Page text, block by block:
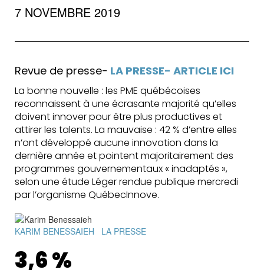
7 NOVEMBRE 2019
Revue de presse- LA PRESSE- ARTICLE ICI
La bonne nouvelle : les PME québécoises
reconnaissent à une écrasante majorité qu’elles
doivent innover pour être plus productives et
attirer les talents. La mauvaise : 42 % d’entre elles
n’ont développé aucune innovation dans la
dernière année et pointent majoritairement des
programmes gouvernementaux « inadaptés »,
selon une étude Léger rendue publique mercredi
par l’organisme QuébecInnove.
KARIM BENESSAIEH LA PRESSE
3,6 %